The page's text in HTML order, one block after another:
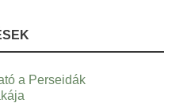
a Perseidák